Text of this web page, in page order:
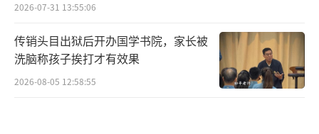
2026-07-31 13:55:06
传销头目出狱后开办国学书院，家长被
洗脑称孩子挨打才有效果
2026-08-05 12:58:55